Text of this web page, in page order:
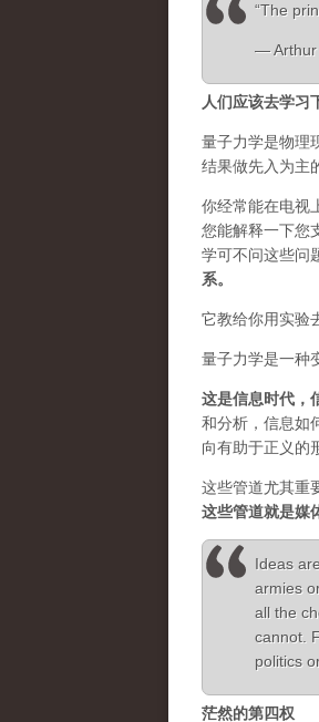
“The
― Arthur
人们应该去学习
量子力学是物理
结果做先入为主
你经常能在电视
您能解释一下您
学可不问这些问
系。
它教给你用实验
量子力学是一种
这是信息时代，
和分析，信息如
向有助于正义的
这些管道尤其重
这些管道就是媒
Ideas
armies
all the
cannot.
politics
茫然的第四权